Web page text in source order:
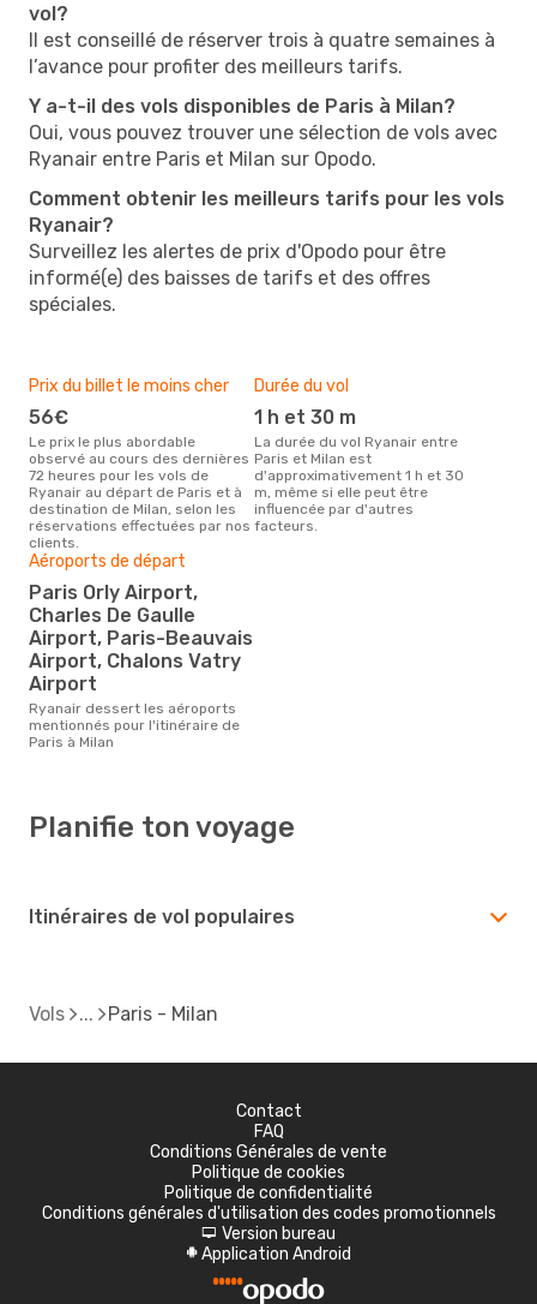
vol?
Il est conseillé de réserver trois à quatre semaines à
l’avance pour profiter des meilleurs tarifs.
Y a-t-il des vols disponibles de Paris à Milan?
Oui, vous pouvez trouver une sélection de vols avec
Ryanair entre Paris et Milan sur Opodo.
Comment obtenir les meilleurs tarifs pour les vols
Ryanair?
Surveillez les alertes de prix d'Opodo pour être
informé(e) des baisses de tarifs et des offres
spéciales.
Prix du billet le moins cher
56€
Le prix le plus abordable
observé au cours des dernières
72 heures pour les vols de
Ryanair au départ de Paris et à
destination de Milan, selon les
réservations effectuées par nos
clients.
Durée du vol
1 h et 30 m
La durée du vol Ryanair entre
Paris et Milan est
d'approximativement 1 h et 30
m, même si elle peut être
influencée par d'autres
facteurs.
Aéroports de départ
Paris Orly Airport,
Charles De Gaulle
Airport, Paris-Beauvais
Airport, Chalons Vatry
Airport
Ryanair dessert les aéroports
mentionnés pour l'itinéraire de
Paris à Milan
Planifie ton voyage
Itinéraires de vol populaires
Vols Paris - Milan
Contact
FAQ
Conditions Générales de vente
Politique de cookies
Politique de confidentialité
Conditions générales d'utilisation des codes promotionnels
d Version bureau
A Application Android